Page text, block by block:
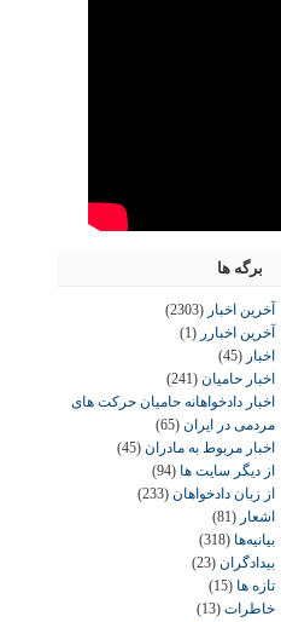
برگه ها
آخرین اخبار (2303)
آخرین اخبارر (1)
اخبار (45)
اخبار حامیان (241)
اخبار دادخواهانه حامیان حرکت های
مردمی در ایران (65)
اخبار مربوط به مادران (45)
از دیگر سایت ها (94)
از زبان دادخواهان (233)
اشعار (81)
بیانیه‌ها (318)
بیدادگران (23)
تازه ها (15)
خاطرات (13)